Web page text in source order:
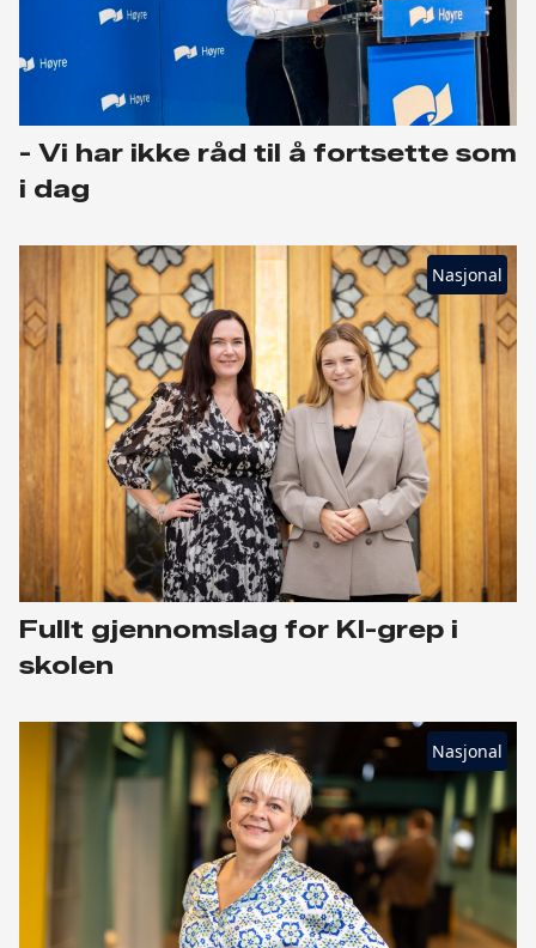
- Vi har ikke råd til å fortsette som
i dag
Nasjonal
Fullt gjennomslag for KI-grep i
skolen
Nasjonal